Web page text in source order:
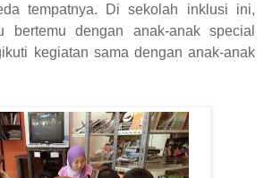
tempatnya. Di sekolah inklusi ini,
bertemu dengan anak-anak special
kegiatan sama dengan anak-anak